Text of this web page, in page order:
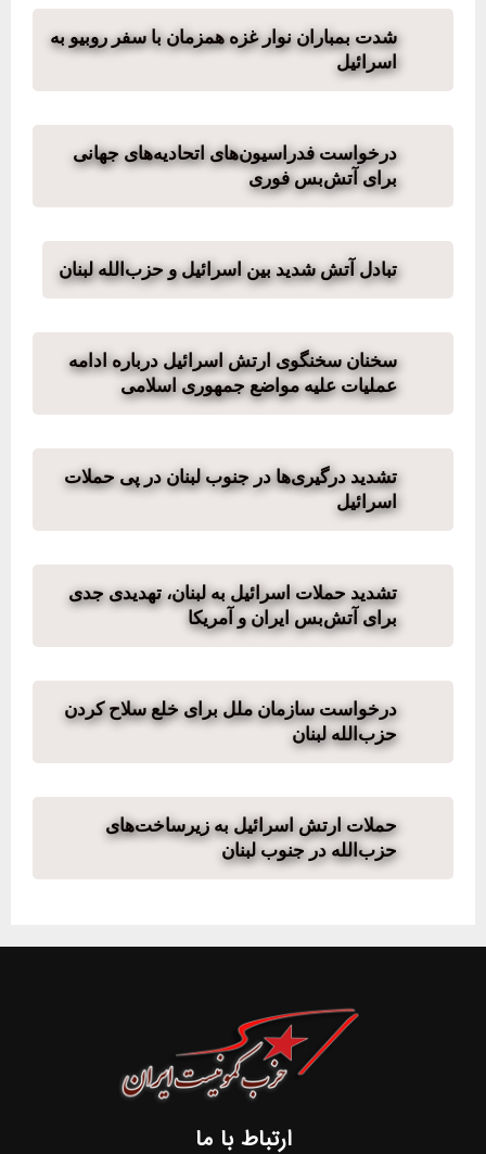
شدت بمباران نوار غزه همزمان با سفر روبیو به
اسرائیل
درخواست فدراسیون‌های اتحادیه‌های جهانی
برای آتش‌بس فوری
تبادل آتش شدید بین اسرائیل و حزب‌الله لبنان
سخنان سخنگوی ارتش اسرائیل درباره ادامه
عملیات علیه مواضع جمهوری اسلامی
تشدید درگیری‌ها در جنوب لبنان در پی حملات
اسرائیل
تشدید حملات اسرائیل به لبنان، تهدیدی جدی
برای آتش‌بس ایران و آمریکا
درخواست سازمان ملل برای خلع سلاح کردن
حزب‌الله لبنان
حملات ارتش اسرائيل به زیرساخت‌های
حزب‌الله در جنوب لبنان
ارتباط با ما